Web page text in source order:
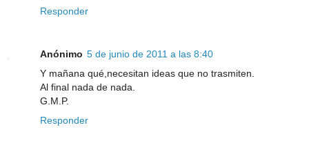
Responder
Anónimo 5 de junio de 2011 a las 8:40
Y mañana qué,necesitan ideas que no trasmiten.
Al final nada de nada.
G.M.P.
Responder